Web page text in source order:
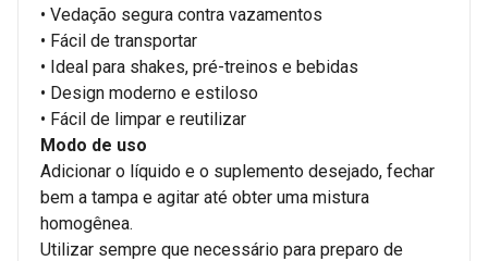
• Vedação segura contra vazamentos
• Fácil de transportar
• Ideal para shakes, pré-treinos e bebidas
• Design moderno e estiloso
• Fácil de limpar e reutilizar
Modo de uso
Adicionar o líquido e o suplemento desejado, fechar
bem a tampa e agitar até obter uma mistura
homogênea.
Utilizar sempre que necessário para preparo de